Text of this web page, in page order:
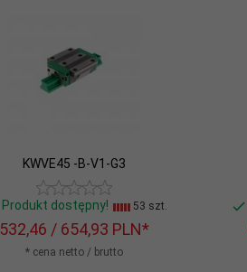
KWVE45 -B-V1-G3
Produkt dostępny! 53 szt.
532,46 / 654,93 PLN*
* cena netto / brutto